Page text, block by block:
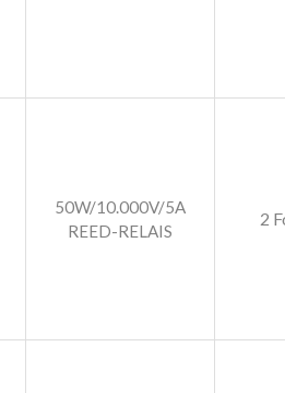
50W/10.000V/5A
REED-RELAIS
2